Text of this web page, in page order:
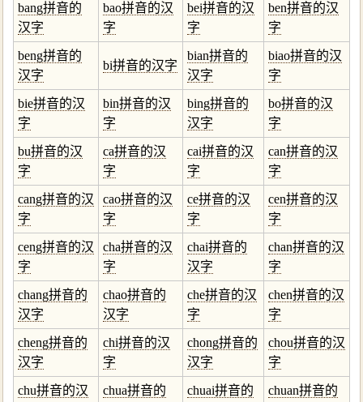
bang拼音的
汉字
bao拼音的汉
字
bei拼音的汉
字
ben拼音的汉
字
beng拼音的
汉字
bi拼音的汉字
bian拼音的
汉字
biao拼音的汉
字
bie拼音的汉
字
bin拼音的汉
字
bing拼音的
汉字
bo拼音的汉
字
bu拼音的汉
字
ca拼音的汉
字
cai拼音的汉
字
can拼音的汉
字
cang拼音的汉
字
cao拼音的汉
字
ce拼音的汉
字
cen拼音的汉
字
ceng拼音的汉
字
cha拼音的汉
字
chai拼音的
汉字
chan拼音的汉
字
chang拼音的
汉字
chao拼音的
汉字
che拼音的汉
字
chen拼音的汉
字
cheng拼音的
汉字
chi拼音的汉
字
chong拼音的
汉字
chou拼音的汉
字
chu拼音的汉 chua拼音的 chuai拼音的 chuan拼音的